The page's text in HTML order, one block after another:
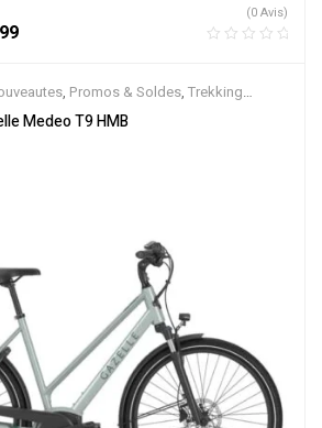
(0 Avis)
, Promos & Soldes, Trekking
ville,Velos Electriques
Medeo T9 HMB